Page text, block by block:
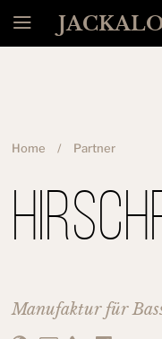
Menü
Home Partner
Manufaktur für